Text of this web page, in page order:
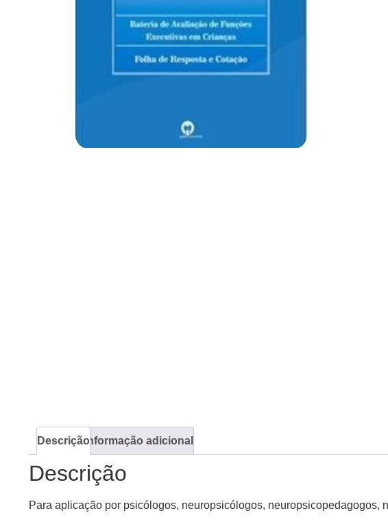
DescriçãoInformação adicional
Descrição
Para aplicação por psicólogos, neuropsicólogos,